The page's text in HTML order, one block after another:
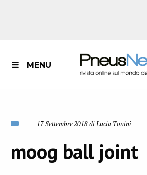
MENU
17 Settembre 2018 di Lucia Tonini
moog ball joint